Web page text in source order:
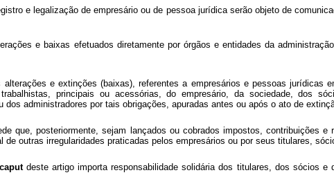
e legalização de empresário ou de pessoa jurídica serão objeto de
e baixas efetuados diretamente por órgãos e entidades da
e extinções (baixas), referentes a empresários e pessoas jurídicas
principais ou acessórias, do empresário, da sociedade, dos
dos administradores por tais obrigações, apuradas antes ou após o ato de
que, posteriormente, sejam lançados ou cobrados impostos, contribuições
de outras irregularidades praticadas pelos empresários ou por seus titulares,
caputdeste artigo importa responsabilidade solidária dos titulares, dos sócios